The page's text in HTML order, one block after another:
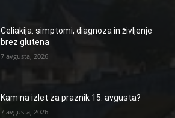
Celiakija: simptomi, diagnoza in življenje
brez glutena
7 avgusta, 2026
Kam na izlet za praznik 15. avgusta?
7 avgusta, 2026